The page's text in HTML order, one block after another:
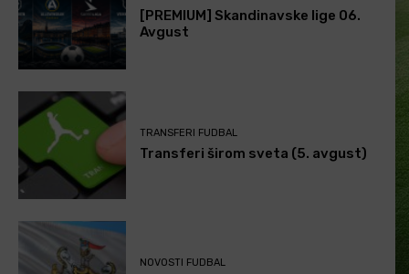
[PREMIUM] Skandinavske lige 06.
Avgust
TRANSFERI FUDBAL
Transferi širom sveta (5. avgust)
NOVOSTI FUDBAL